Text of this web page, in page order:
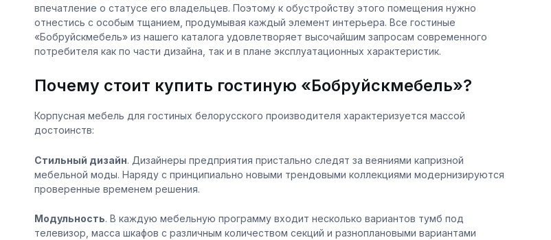
впечатление о статусе его владельцев. Поэтому к обустройству этого помещения нужно
отнестись с особым тщанием, продумывая каждый элемент интерьера. Все гостиные
«Бобруйскмебель» из нашего каталога удовлетворяет высочайшим запросам современного
потребителя как по части дизайна, так и в плане эксплуатационных характеристик.
Почему стоит купить гостиную «Бобруйскмебель»?
Корпусная мебель для гостиных белорусского производителя характеризуется массой
достоинств:
Стильный дизайн. Дизайнеры предприятия пристально следят за веяниями капризной
мебельной моды. Наряду с принципиально новыми трендовыми коллекциями модернизируются
проверенные временем решения.
Модульность. В каждую мебельную программу входит несколько вариантов тумб под
телевизор, масса шкафов с различным количеством секций и разноплановыми вариантами